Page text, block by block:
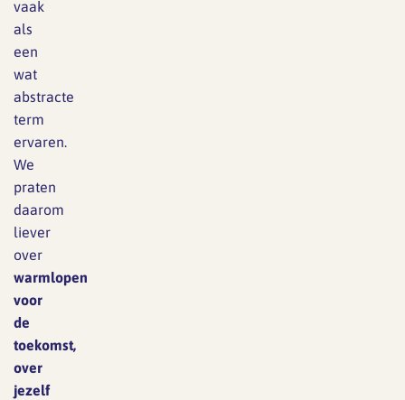
vaak
als
een
wat
abstracte
term
ervaren.
We
praten
daarom
liever
over
warmlopen
voor
de
toekomst,
over
jezelf